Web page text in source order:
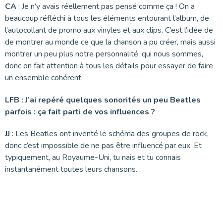
CA: Je n’y avais réellement pas pensé comme ça ! On a
beaucoup réfléchi à tous les éléments entourant l’album, de
l’autocollant de promo aux vinyles et aux clips. C’est l’idée de
de montrer au monde ce que la chanson a pu créer, mais aussi
montrer un peu plus notre personnalité, qui nous sommes,
donc on fait attention à tous les détails pour essayer de faire
un ensemble cohérent.
LFB : J’ai repéré quelques sonorités un peu Beatles
parfois : ça fait parti de vos influences ?
JJ : Les Beatles ont inventé le schéma des groupes de rock,
donc c’est impossible de ne pas être influencé par eux. Et
typiquement, au Royaume-Uni, tu nais et tu connais
instantanément toutes leurs chansons.